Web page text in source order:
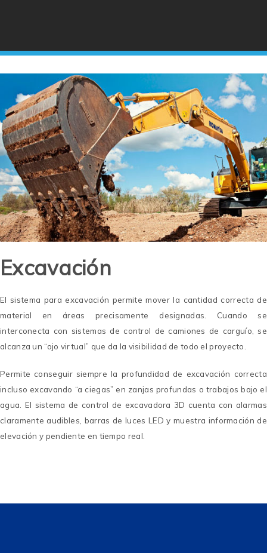
Excavación
El sistema para excavación permite mover la cantidad correcta de
material en áreas precisamente designadas. Cuando se
interconecta con sistemas de control de camiones de carguío, se
alcanza un “ojo virtual” que da la visibilidad de todo el proyecto.
Permite conseguir siempre la profundidad de excavación correcta
incluso excavando “a ciegas” en zanjas profundas o trabajos bajo el
agua. El sistema de control de excavadora 3D cuenta con alarmas
claramente audibles, barras de luces LED y muestra información de
elevación y pendiente en tiempo real.